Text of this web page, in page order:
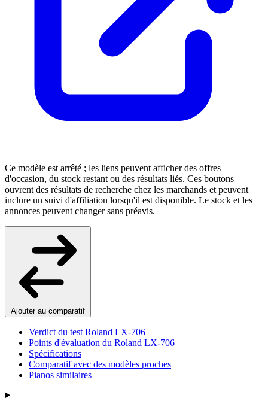
Ce modèle est arrêté ; les liens peuvent afficher des offres
d'occasion, du stock restant ou des résultats liés. Ces boutons
ouvrent des résultats de recherche chez les marchands et peuvent
inclure un suivi d'affiliation lorsqu'il est disponible. Le stock et les
annonces peuvent changer sans préavis.
Ajouter au comparatif
Verdict du test Roland LX-706
Points d'évaluation du Roland LX-706
Spécifications
Comparatif avec des modèles proches
Pianos similaires